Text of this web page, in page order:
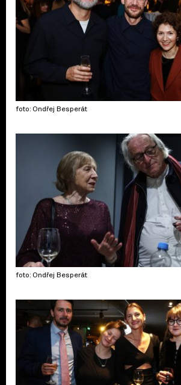
foto: Ondřej Besperát
foto: Ondřej Besperát